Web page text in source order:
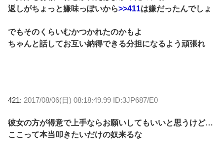
返しがちょっと嫌味っぽいから>>411は嫌だったんでしょ
でもそのくらいむかつかれたのかもよ
ちゃんと話してお互い納得できる分担になるよう頑張れ
421: 2017/08/06(日) 08:18:49.99 ID:3JP687/E0
彼女の方が得意で上手ならお願いしてもいいと思うけど…
ここって本当叩きたいだけの奴来るな